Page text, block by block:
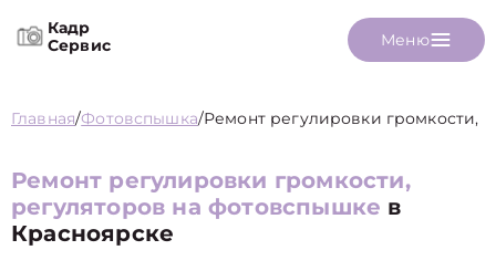
Кадр
Сервис
Меню
Главная/Фотовспышка/Ремонт регулировки громкости,
Ремонт регулировки громкости,
регуляторов на фотовспышке в
Красноярске